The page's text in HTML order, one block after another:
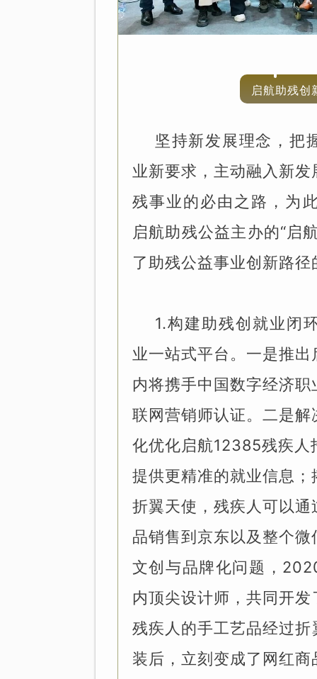
启航助残创
坚持新发展理念，把
业新要求，主动融入新
残事业的必由之路，为
启航助残公益主办的“启
了助残公益事业创新路
1.构建助残创就业闭
业一站式平台。一是推
内将携手中国数字经济
联网营销师认证。二是
化优化启航12385残疾人
提供更精准的就业信息
折翼天使，残疾人可以
品销售到京东以及整个
文创与品牌化问题，
内顶尖设计师，共同开
残疾人的手工艺品经过
装后，立刻变成了网红